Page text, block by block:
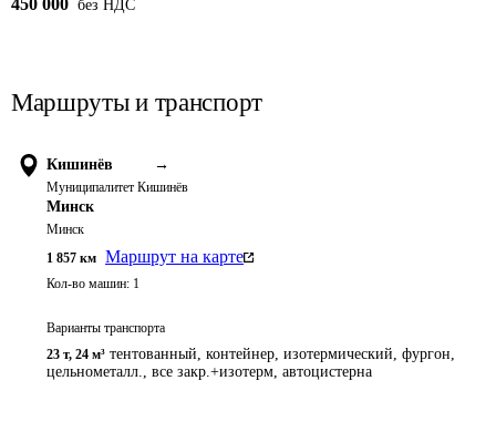
450 000 без НДС
Маршруты и транспорт
Кишинёв →
Муниципалитет Кишинёв
Минск
Минск
1 857 км Маршрут на карте
Кол-во машин: 1
Варианты транспорта
23 т, 24 м³ тентованный, контейнер, изотермический, фургон,
цельнометалл., все закр.+изотерм, автоцистерна